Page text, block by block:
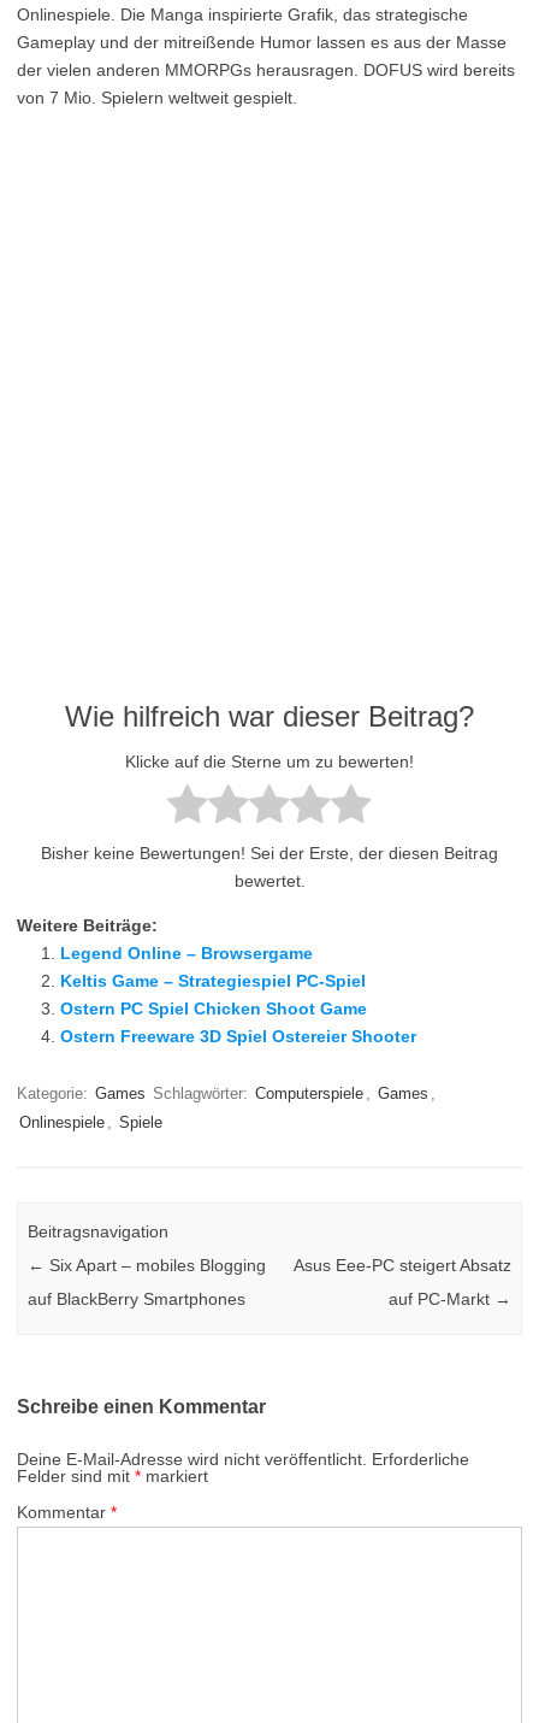
Onlinespiele. Die Manga inspirierte Grafik, das strategische
Gameplay und der mitreißende Humor lassen es aus der Masse
der vielen anderen MMORPGs herausragen. DOFUS wird bereits
von 7 Mio. Spielern weltweit gespielt.
Wie hilfreich war dieser Beitrag?
Klicke auf die Sterne um zu bewerten!
Bisher keine Bewertungen! Sei der Erste, der diesen Beitrag
bewertet.
Weitere Beiträge:
Legend Online – Browsergame
Keltis Game – Strategiespiel PC-Spiel
Ostern PC Spiel Chicken Shoot Game
Ostern Freeware 3D Spiel Ostereier Shooter
Kategorie: Games Schlagwörter: Computerspiele , Games ,
Onlinespiele , Spiele
Beitragsnavigation
← Six Apart – mobiles Blogging
auf BlackBerry Smartphones
Asus Eee-PC steigert Absatz
auf PC-Markt →
Schreibe einen Kommentar
Deine E-Mail-Adresse wird nicht veröffentlicht. Erforderliche
Felder sind mit * markiert
Kommentar *